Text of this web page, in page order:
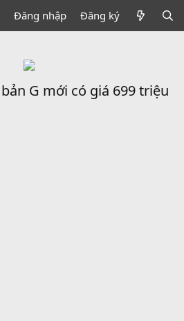
Đăng nhập Đăng ký
G mới có giá 699 triệu